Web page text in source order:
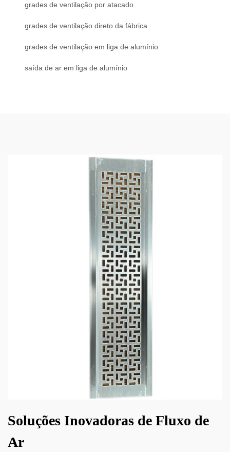
grades de ventilação por atacado
grades de ventilação direto da fábrica
grades de ventilação em liga de alumínio
saída de ar em liga de alumínio
Soluções Inovadoras de Fluxo de
Ar